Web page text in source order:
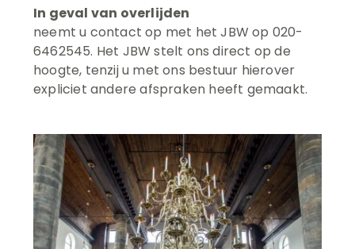
In geval van overlijden
neemt u contact op met het JBW op 020-
6462545. Het JBW stelt ons direct op de
hoogte, tenzij u met ons bestuur hierover
expliciet andere afspraken heeft gemaakt.